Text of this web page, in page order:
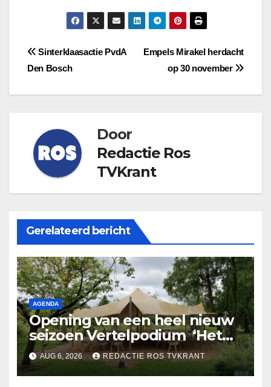
Bericht
Empels Mirakel herdacht
op 30 november
Sinterklaasactie PvdA
Den Bosch
Door
Redactie Ros
TVKrant
Gerelateerd bericht
AGENDA
Opening van een heel nieuw
seizoen Vertelpodium ‘Het
Lopende Vuur’. Landelijke
verhalen in Bomentuin D’n
Hooidonk
AUG 6, 2026 REDACTIE ROS TVKRANT